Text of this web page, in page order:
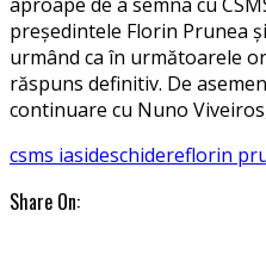
președintele Florin Prunea
urmând ca în următoarele
răspuns definitiv. De
continuare cu Nuno
csms iasideschidereflorin
Share On: